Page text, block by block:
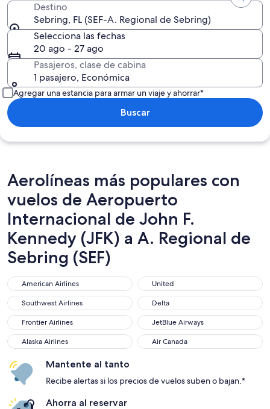
Destino
Sebring, FL (SEF-A. Regional de Sebring)
Selecciona las fechas
20 ago - 27 ago
Pasajeros, clase de cabina
1 pasajero, Económica
Agregar una estancia para armar un viaje y ahorrar*
Buscar
Aerolíneas más populares con
vuelos de Aeropuerto
Internacional de John F.
Kennedy (JFK) a A. Regional de
Sebring (SEF)
American Airlines
American Airlines United
United
Southwest Airlines
Southwest Airlines Delta
Delta
Frontier Airlines
Frontier Airlines JetBlue Airways
JetBlue Airways
Alaska Airlines
Alaska Airlines Air Canada
Air Canada
Mantente al tanto
Recibe alertas si los precios de vuelos suben o bajan.*
Ahorra al reservar